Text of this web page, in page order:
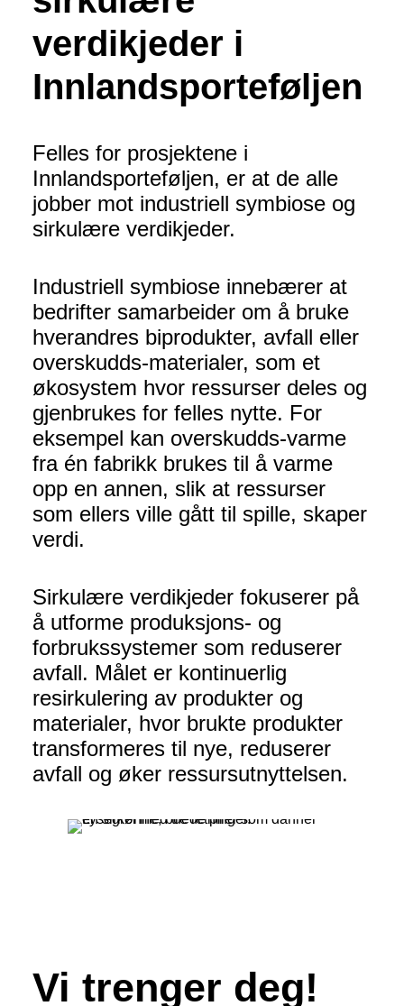
verdikjeder i
Innlandsporteføljen
Felles for prosjektene i
Innlandsporteføljen, er at de alle
jobber mot industriell symbiose og
sirkulære verdikjeder.
Industriell symbiose innebærer at
bedrifter samarbeider om å bruke
hverandres biprodukter, avfall eller
overskudds-materialer, som et
økosystem hvor ressurser deles og
gjenbrukes for felles nytte. For
eksempel kan overskudds-varme
fra én fabrikk brukes til å varme
opp en annen, slik at ressurser
som ellers ville gått til spille, skaper
verdi.
Sirkulære verdikjeder fokuserer på
å utforme produksjons- og
forbrukssystemer som reduserer
avfall. Målet er kontinuerlig
resirkulering av produkter og
materialer, hvor brukte produkter
transformeres til nye, reduserer
avfall og øker ressursutnyttelsen.
Vi trenger deg!